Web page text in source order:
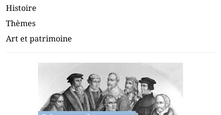
Histoire
Thèmes
Art et patrimoine